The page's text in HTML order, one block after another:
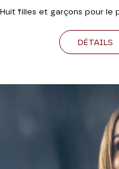
Huit filles et garçons pour le
DÉTAILS